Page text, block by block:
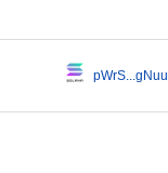
pWrS...gNuu